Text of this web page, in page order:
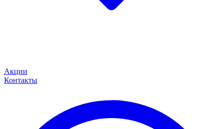
Акции
Контакты